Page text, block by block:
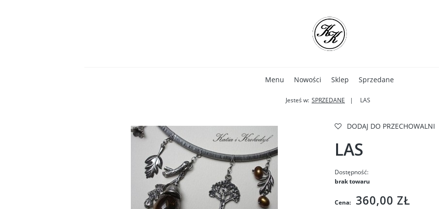
Menu Nowości Sklep Sprzedane
Jesteś w: SPRZEDANE LAS
DODAJ DO PRZECHOWALNI
LAS
Dostępność:
brak towaru
Cena: 360,00 ZŁ